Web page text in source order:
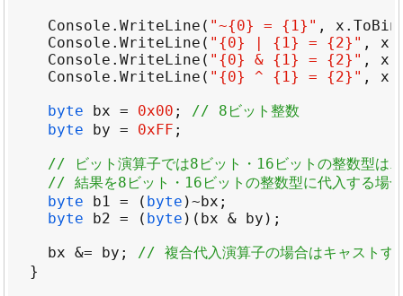
Console . WriteLine ( "~{0} = {1}" , x .
Console . WriteLine ( "{0} | {1} = {2}" , x
Console . WriteLine ( "{0} & {1} = {2}" , x
Console . WriteLine ( "{0} ^ {1} = {2}" , x
byte
bx = 0x00 ; // 8ビット整数
byte
by = 0xFF
// ビット演算子では8ビット・16ビットの整数型は
// 結果を8ビット・16ビットの整数型に代入する場
byte
b1 = ( byte )~ bx
byte
b2 = ( byte )( bx & by
bx &= by ; // 複合代入演算子の場合はキャストす